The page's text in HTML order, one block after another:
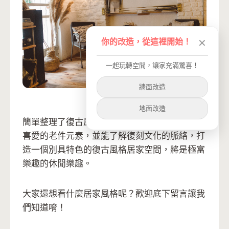
新美是復古風
簡單整理了復古風格的空間要素，其實只要善用
喜愛的老件元素，並能了解復刻文化的脈絡，打
造一個別具特色的復古風格居家空間，將是極富
樂趣的休閒樂趣。
大家還想看什麼居家風格呢？歡迎底下留言讓我
們知道唷！
你的改造，從這裡開始！ ✕
一起玩轉空間，讓家充滿驚喜！
牆面改造
地面改造